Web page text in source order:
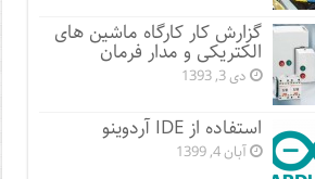
گزارش کار کارگاه ماشین های
الکتریکی و مدار فرمان
دی 3, 1393
استفاده از IDE آردوینو
آبان 4, 1399